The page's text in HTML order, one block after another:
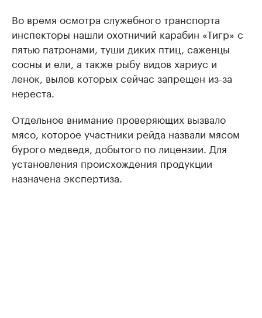
Во время осмотра служебного транспорта
инспекторы нашли охотничий карабин «Тигр» с
пятью патронами, туши диких птиц, саженцы
сосны и ели, а также рыбу видов хариус и
ленок, вылов которых сейчас запрещен из-за
нереста.
Отдельное внимание проверяющих вызвало
мясо, которое участники рейда назвали мясом
бурого медведя, добытого по лицензии. Для
установления происхождения продукции
назначена экспертиза.